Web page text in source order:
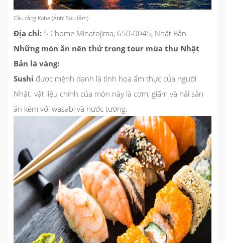
Cầu cảng Kobe (Ảnh: Sưu tầm)
Địa chỉ: 5 Chome Minatojima, 650-0045, Nhật Bản
Những món ăn nên thử trong tour mùa thu Nhật
Bản lá vàng:
Sushi được mệnh danh là tinh hoa ẩm thực của người
Nhật. vật liệu chính của món này là cơm, giấm và hải sản
ăn kèm với wasabi và nước tương.